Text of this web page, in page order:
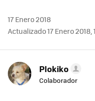
17 Enero 2018
Actualizado 17 Enero 2018,
Plokiko
Colaborador